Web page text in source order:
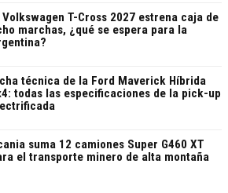
Volkswagen T-Cross 2027 estrena caja de
marchas, ¿qué se espera para la
técnica de la Ford Maverick Híbrida
todas las especificaciones de la pick-up
suma 12 camiones Super G460 XT
el transporte minero de alta montaña